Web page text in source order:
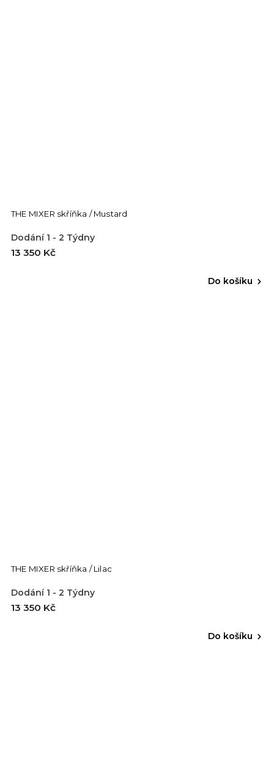
THE MIXER skříňka / Mustard
Dodání 1 - 2 Týdny
13 350 Kč
Do košíku
THE MIXER skříňka / Lilac
Dodání 1 - 2 Týdny
13 350 Kč
Do košíku